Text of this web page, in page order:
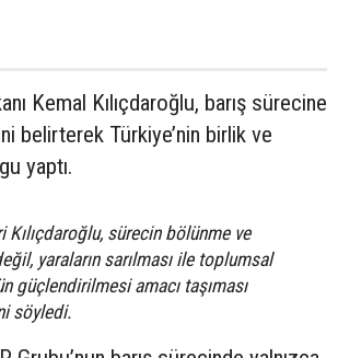
Kemal Kılıçdaroğlu, barış sürecine
belirterek Türkiye’nin birlik ve
yaptı.
Kılıçdaroğlu, sürecin bölünme ve
yaraların sarılması ile toplumsal
güçlendirilmesi amacı taşıması
söyledi.